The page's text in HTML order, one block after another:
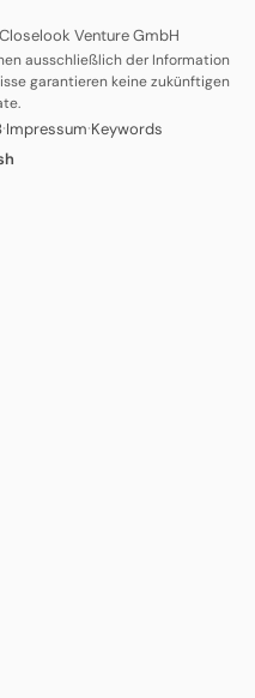
Closelook Venture GmbH
ausschließlich der Information
garantieren keine zukünftigen
·Impressum·Keywords